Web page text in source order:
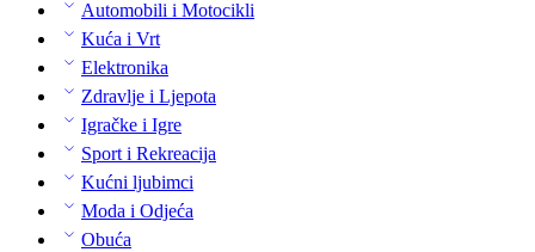
Automobili i Motocikli
Kuća i Vrt
Elektronika
Zdravlje i Ljepota
Igračke i Igre
Sport i Rekreacija
Kućni ljubimci
Moda i Odjeća
Obuća